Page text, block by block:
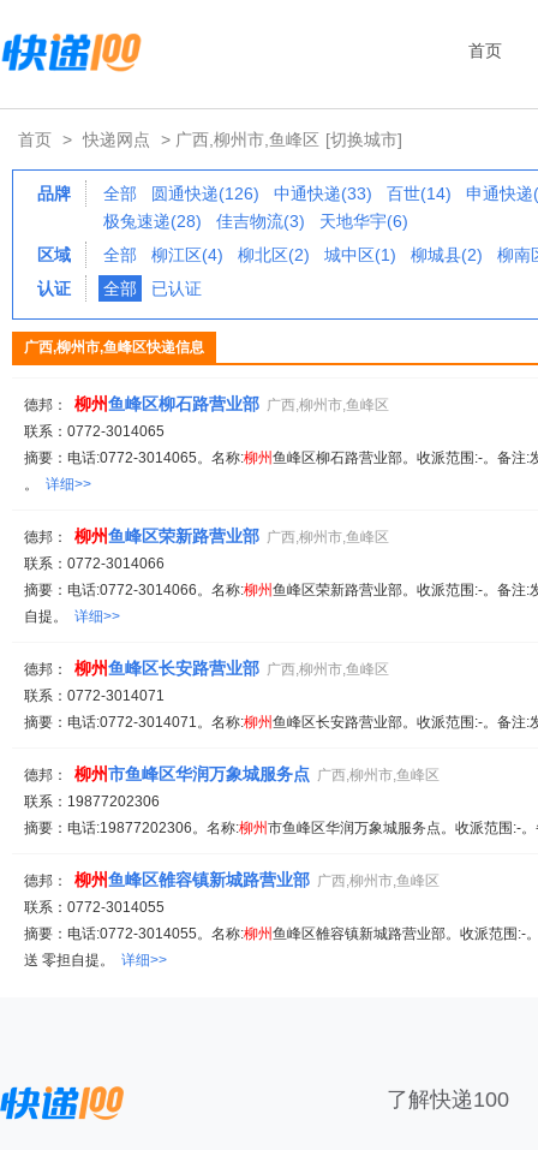
首页
首页 > 快递网点 > 广西,柳州市,鱼峰区 [切换城市]
品牌 全部 圆通快递(126) 中通快递(33) 百世(14)
申通快递
极兔速递(28)
佳吉物流(3)
天地华宇(6)
区域
全部 柳江区(4) 柳北区(2) 城中区(1) 柳城县(2)
柳南
认证
全部 已认证
广西,柳州市,鱼峰区快递信息
德邦： 柳州鱼峰区柳石路营业部 广西,柳州市,鱼峰区
联系：0772-3014065
摘要：电话:0772-3014065。名称:柳州鱼峰区柳石路营业部。收派范围:-。备注:
。 详细>>
德邦： 柳州鱼峰区荣新路营业部 广西,柳州市,鱼峰区
联系：0772-3014066
摘要：电话:0772-3014066。名称:柳州鱼峰区荣新路营业部。收派范围:-。备注:
自提。 详细>>
德邦： 柳州鱼峰区长安路营业部 广西,柳州市,鱼峰区
联系：0772-3014071
摘要：电话:0772-3014071。名称:柳州鱼峰区长安路营业部。收派范围:-。备注
德邦： 柳州市鱼峰区华润万象城服务点 广西,柳州市,鱼峰区
联系：19877202306
摘要：电话:19877202306。名称:柳州市鱼峰区华润万象城服务点。收派范围:-
德邦： 柳州鱼峰区雒容镇新城路营业部 广西,柳州市,鱼峰区
联系：0772-3014055
摘要：电话:0772-3014055。名称:柳州鱼峰区雒容镇新城路营业部。收派范围:-
送 零担自提。 详细>>
了解快递100